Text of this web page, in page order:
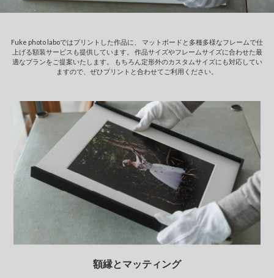
Fuke photo laboではプリントした作品に、
マットボードと多種多様なフレームで仕
上げる額装サービスも提供しています。
作品サイズやフレームサイズに合わせた最
適なプランをご提案いたします。
もちろん定形外のカスタムサイズにも対応してい
ますので、ぜひプリントと合わせてご利用ください。
額縁とマッティング